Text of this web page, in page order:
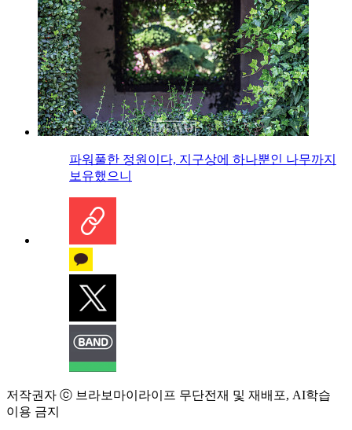
파워풀한 정원이다, 지구상에 하나뿐인 나무까지
보유했으니
저작권자 ⓒ 브라보마이라이프 무단전재 및 재배포, AI학습
이용 금지